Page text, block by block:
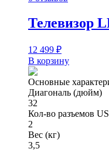
Телевизор
12 499 ₽
В корзину
Основные
Диагональ (дюйм)
32
Кол-во разъемов
2
Вес (кг)
3,5